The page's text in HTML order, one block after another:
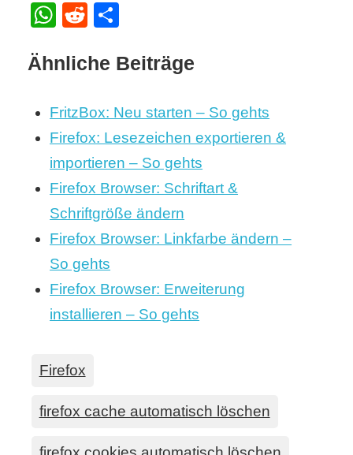
WhatsApp
Reddit
Ähnliche Beiträge
FritzBox: Neu starten – So gehts
Firefox: Lesezeichen exportieren &
importieren – So gehts
Firefox Browser: Schriftart &
Schriftgröße ändern
Firefox Browser: Linkfarbe ändern –
So gehts
Firefox Browser: Erweiterung
installieren – So gehts
Firefox
firefox cache automatisch löschen